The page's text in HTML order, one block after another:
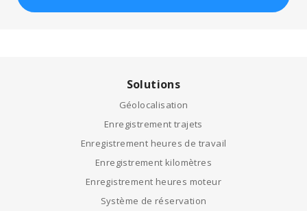
Solutions
Géolocalisation
Enregistrement trajets
Enregistrement heures de travail
Enregistrement kilomètres
Enregistrement heures moteur
Système de réservation